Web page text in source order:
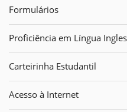
Formulários
Proficiência em Língua
Carteirinha Estudantil
Acesso à Internet